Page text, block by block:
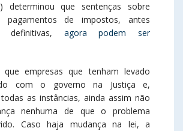
determinou que sentenças sobre
pagamentos de impostos, antes
definitivas, agora podem ser
que empresas que tenham levado
com o governo na Justiça e,
as instâncias, ainda assim não
nenhuma de que o problema
Caso haja mudança na lei, a